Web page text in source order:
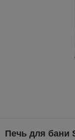
Печь для бани